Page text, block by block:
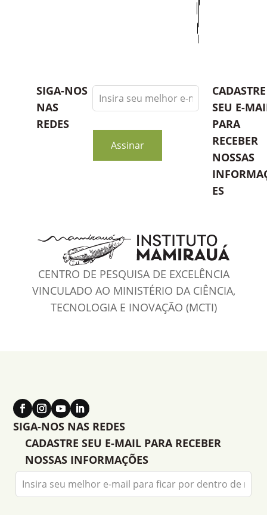
SIGA-NOS
NAS
REDES
Leave
this
blank
Assinar
CADASTRE
SEU E-
PARA
RECEBER
NOSSAS
ES
CENTRO DE PESQUISA DE EXCELÊNCIA
VINCULADO AO MINISTÉRIO DA CIÊNCIA,
TECNOLOGIA E INOVAÇÃO (MCTI)
SIGA-NOS NAS REDES
CADASTRE SEU E-MAIL PARA RECEBER
NOSSAS INFORMAÇÕES
Leave
this